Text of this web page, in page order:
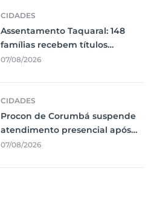
CIDADES
Assentamento Taquaral: 148
famílias recebem títulos
definitivos em Corumbá
07/08/2026
CIDADES
Procon de Corumbá suspende
atendimento presencial após
interrupção de energia
07/08/2026